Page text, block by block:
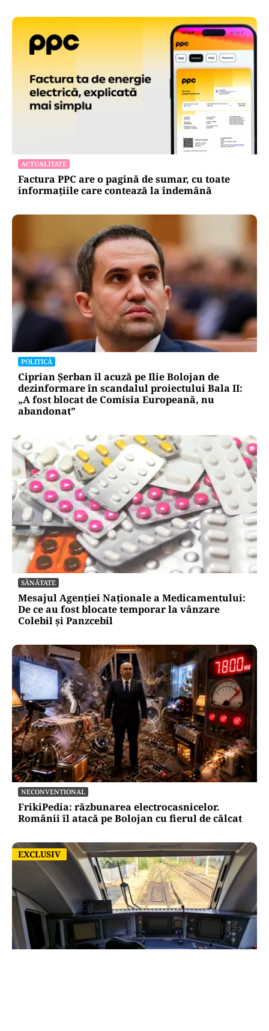
ACTUALITATE
Factura PPC are o pagină de sumar, cu toate
informațiile care contează la îndemână
POLITICĂ
Ciprian Șerban îl acuză pe Ilie Bolojan de
dezinformare în scandalul proiectului Bala II:
„A fost blocat de Comisia Europeană, nu
abandonat”
SĂNĂTATE
Mesajul Agenției Naționale a Medicamentului:
De ce au fost blocate temporar la vânzare
Colebil și Panzcebil
NECONVENTIONAL
FrikiPedia: răzbunarea electrocasnicelor.
Românii îl atacă pe Bolojan cu fierul de călcat
EXCLUSIV
EXCLUSIV